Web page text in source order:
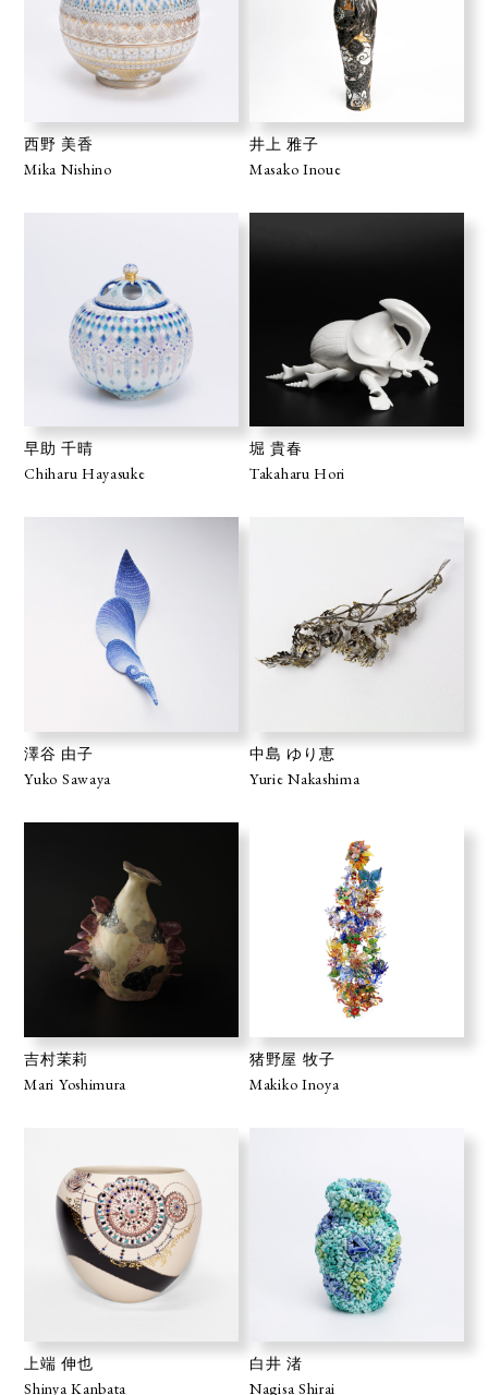
西野 美香
Mika Nishino
井上 雅子
Masako Inoue
早助 千晴
Chiharu Hayasuke
堀 貴春
Takaharu Hori
澤谷 由子
Yuko Sawaya
中島 ゆり恵
Yurie Nakashima
吉村茉莉
Mari Yoshimura
猪野屋 牧子
Makiko Inoya
上端 伸也
Shinya Kanbata
白井 渚
Nagisa Shirai